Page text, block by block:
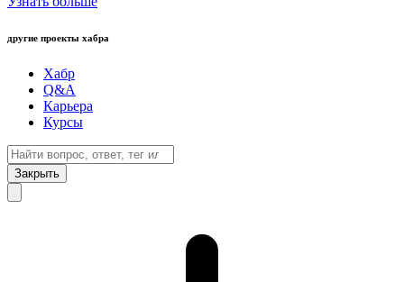
другие проекты хабра
Хабр
Q&A
Карьера
Курсы
Закрыть